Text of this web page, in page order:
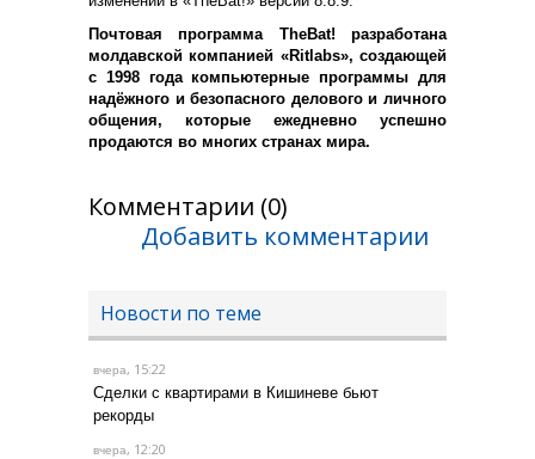
Почтовая программа TheBat! разработана
молдавской компанией «Ritlabs», создающей
с 1998 года компьютерные программы для
надёжного и безопасного делового и личного
общения, которые ежедневно успешно
продаются во многих странах мира.
Комментарии (0)
Добавить комментарии
Новости по теме
вчера, 15:22
Сделки с квартирами в Кишиневе бьют
рекорды
вчера, 12:20